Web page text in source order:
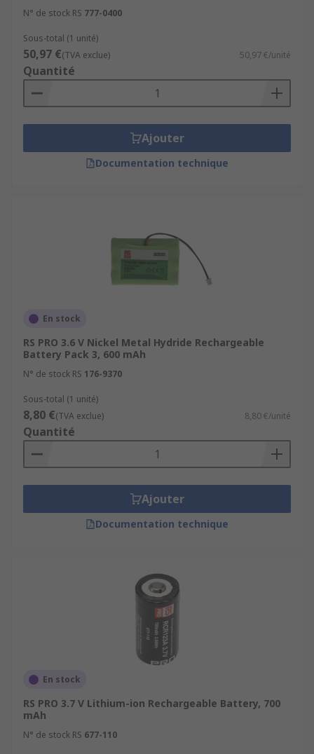
N° de stock RS 777-0400
Sous-total (1 unité)
50,97 €(TVA exclue) 50,97 €/unité
Quantité
Ajouter
Documentation technique
En stock
RS PRO 3.6 V Nickel Metal Hydride Rechargeable
Battery Pack 3, 600 mAh
N° de stock RS 176-9370
Sous-total (1 unité)
8,80 €(TVA exclue) 8,80 €/unité
Quantité
Ajouter
Documentation technique
En stock
RS PRO 3.7 V Lithium-ion Rechargeable Battery, 700
mAh
N° de stock RS 677-110